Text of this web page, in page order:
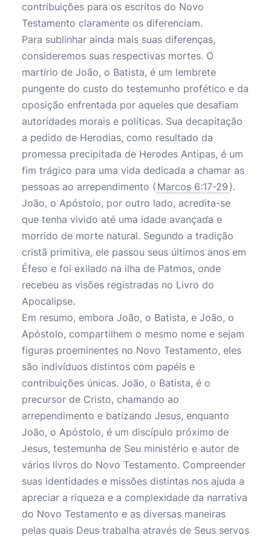
contribuições para os escritos do Novo
Testamento claramente os diferenciam.
Para sublinhar ainda mais suas diferenças,
consideremos suas respectivas mortes. O
martírio de João, o Batista, é um lembrete
pungente do custo do testemunho profético e da
oposição enfrentada por aqueles que desafiam
autoridades morais e políticas. Sua decapitação
a pedido de Herodias, como resultado da
promessa precipitada de Herodes Antipas, é um
fim trágico para uma vida dedicada a chamar as
pessoas ao arrependimento ( Marcos 6:17-29 ).
João, o Apóstolo, por outro lado, acredita-se
que tenha vivido até uma idade avançada e
morrido de morte natural. Segundo a tradição
cristã primitiva, ele passou seus últimos anos em
Éfeso e foi exilado na ilha de Patmos, onde
recebeu as visões registradas no Livro do
Apocalipse.
Em resumo, embora João, o Batista, e João, o
Apóstolo, compartilhem o mesmo nome e sejam
figuras proeminentes no Novo Testamento, eles
são indivíduos distintos com papéis e
contribuições únicas. João, o Batista, é o
precursor de Cristo, chamando ao
arrependimento e batizando Jesus, enquanto
João, o Apóstolo, é um discípulo próximo de
Jesus, testemunha de Seu ministério e autor de
vários livros do Novo Testamento. Compreender
suas identidades e missões distintas nos ajuda a
apreciar a riqueza e a complexidade da narrativa
do Novo Testamento e as diversas maneiras
pelas quais Deus trabalha através de Seus servos